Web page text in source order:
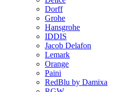
Dorff
Grohe
Hansgrohe
IDDIS
Jacob Delafon
Lemark
Orange
Paini
RedBlu by Damixa